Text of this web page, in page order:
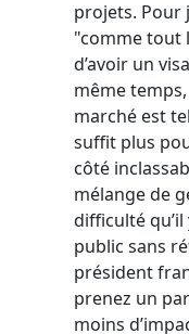
projets. Pour
"comme tout
d’avoir un
même
marché est
suffit plus
côté
mélange de
difficulté
public sans
président
prenez un
moins